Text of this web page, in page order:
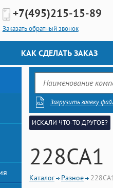
+7(495)215-15-89
Заказать обратный звонок
КАК СДЕЛАТЬ ЗАКАЗ
Загрузить заявку
ИСКАЛИ ЧТО-ТО ДРУГОЕ?
228СА1
Каталог Разное